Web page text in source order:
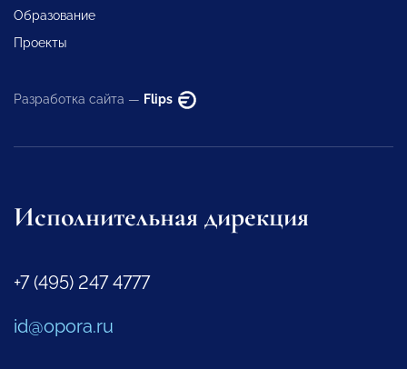
Образование
Проекты
Разработка сайта — Flips
Исполнительная дирекция
+7 (495) 247 4777
id@opora.ru